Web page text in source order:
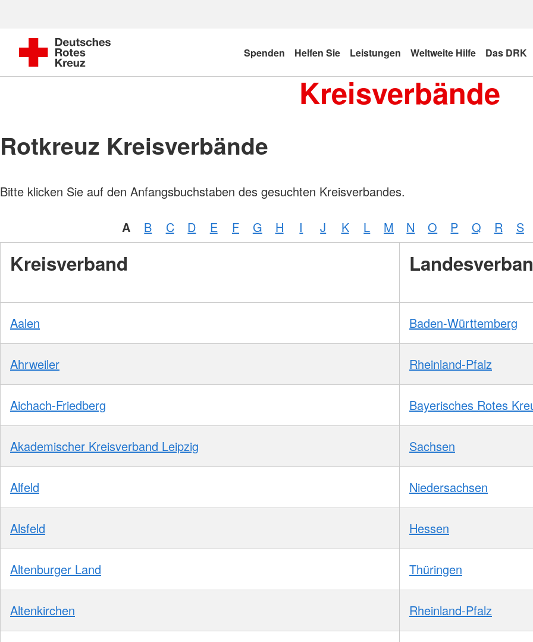
Spenden Helfen Sie Leistungen Weltweite Hilfe Das DRK
Kreisverbände
Rotkreuz Kreisverbände
Bitte klicken Sie auf den Anfangsbuchstaben des gesuchten Kreisverbandes.
A B C D E F G H I J K L M N O P Q R S
Kreisverband
Aalen Baden-Württemberg
Ahrweiler Rheinland-Pfalz
Aichach-Friedberg Bayerisches Rotes
Akademischer Kreisverband Leipzig Sachsen
Alfeld Niedersachsen
Alsfeld Hessen
Altenburger Land Thüringen
Altenkirchen Rheinland-Pfalz